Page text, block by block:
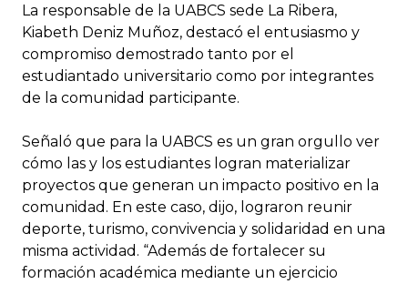
La responsable de la UABCS sede La Ribera,
Kiabeth Deniz Muñoz, destacó el entusiasmo y
compromiso demostrado tanto por el
estudiantado universitario como por integrantes
de la comunidad participante.
Señaló que para la UABCS es un gran orgullo ver
cómo las y los estudiantes logran materializar
proyectos que generan un impacto positivo en la
comunidad. En este caso, dijo, lograron reunir
deporte, turismo, convivencia y solidaridad en una
misma actividad. “Además de fortalecer su
formación académica mediante un ejercicio